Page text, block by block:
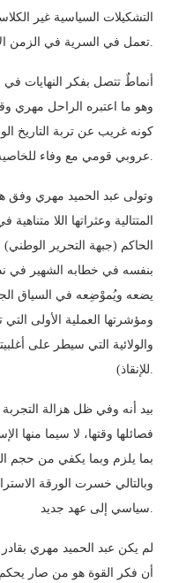
التشكيلات السياسية غير
تعمل في السرية في الزمن الأحادي.
أنماطٌ تتصل بفكر النهايات
وهو ما اعتبره الراحل مهري
كونه غريب عن تربة التاريخ
عروبي قومي مع وفاء للخاصية القُطرية.
وتولى عبد الحميد مهري وفق
المتتالية وعثراتها اللا
الحاكم (جبهة التحرير
يضعه ويُموْضِعه في السياق
ومؤشرتها العملية الأولى
والولائية التي سيطر على
للإنقاذ).
بيد أنه وفي ظل هزالة
فصائلها وقتها، لا سيما منها
بما يلزم وبما يكفي من حجم
وبالتالي خسرت الورقة
سياسي إلى عهد جديد.
لم يكن عبد الحميد مهري